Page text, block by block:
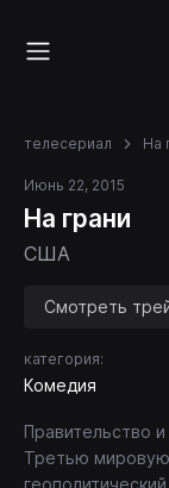
телесериал На
Июнь 22, 2015
На грани
США
Смотреть
категория:
Комедия
Правительство
Третью мировую